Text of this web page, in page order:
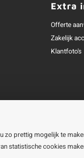
Extra
Offerte
Zakelijk
Klantfoto's
prettig mogelijk te
statistische cookies